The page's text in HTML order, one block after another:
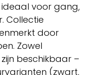
voor gang,
Collectie
door
Zowel
beschikbaar –
(zwart,